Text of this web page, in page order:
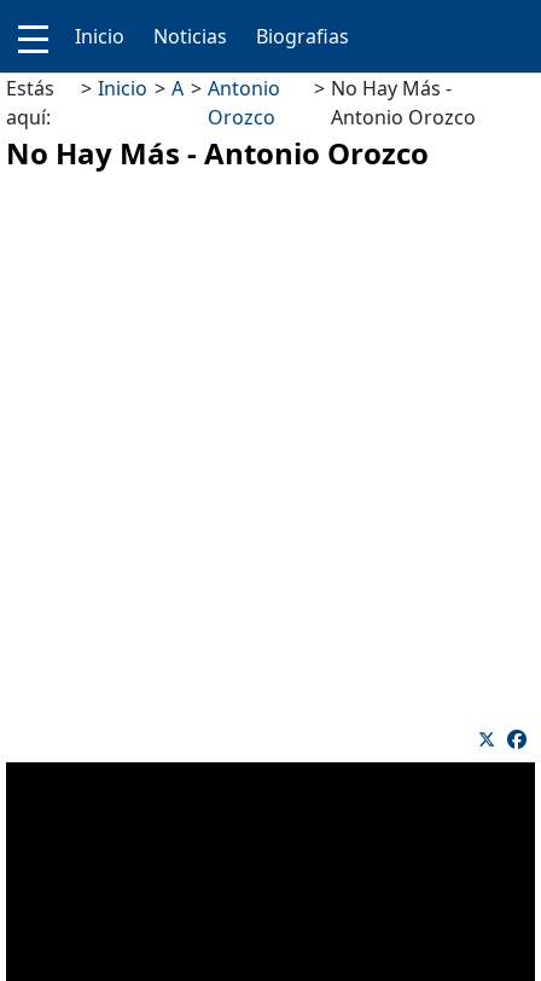
Inicio Noticias
Biografias
Estás
aquí:
Inicio A
Antonio
Orozco
No Hay Más -
Antonio Orozco
No Hay Más - Antonio Orozco